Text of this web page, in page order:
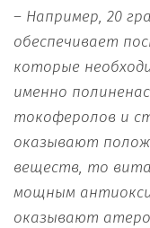
– Например, 20
обеспечивает
которые
именно
токоферолов и
оказывают
веществ, то
мощным
оказывают